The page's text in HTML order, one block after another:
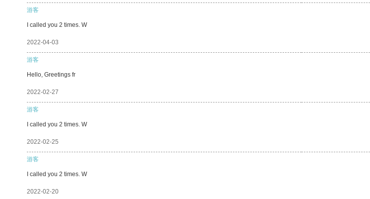
游客
I called you 2 times. W
2022-04-03
游客
Hello, Greetings fr
2022-02-27
游客
I called you 2 times. W
2022-02-25
游客
I called you 2 times. W
2022-02-20